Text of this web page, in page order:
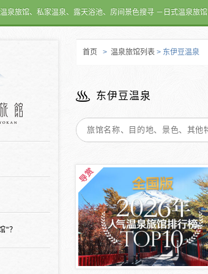
泉旅馆、私家温泉、露天浴池、房间景色搜寻 －日式温泉旅馆
"？
首页 > 温泉旅馆列表 > 东伊豆温泉
东伊豆温泉